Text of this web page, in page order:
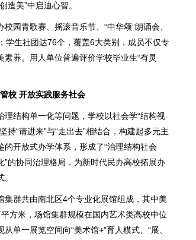
造美”中启迪心智。
校园青歌赛、摇滚音乐节、“中华颂”朗诵会、
学生社团达76个，覆盖6大类别，成员不仅专
养。用人单位普遍评价学校毕业生“有灵
校 开放实践服务社会
结构单一化等问题，学校以社会学“结构视
持“请进来”与“走出去”相结合，构建起多元主
开放式办学体系，形成了“治理结构社会
的协同治理格局，为新时代民办高校拓展办
集群共由南北区4个专业化展馆组成，其中美
方米，场馆集群规模在国内艺术类高校中位
单一展览空间向“美术馆+”育人模式、“展、